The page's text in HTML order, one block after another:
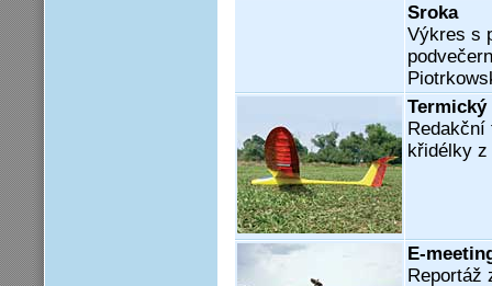
Sroka
Výkres s
Redakční
křidélky z
E-
Reportáž